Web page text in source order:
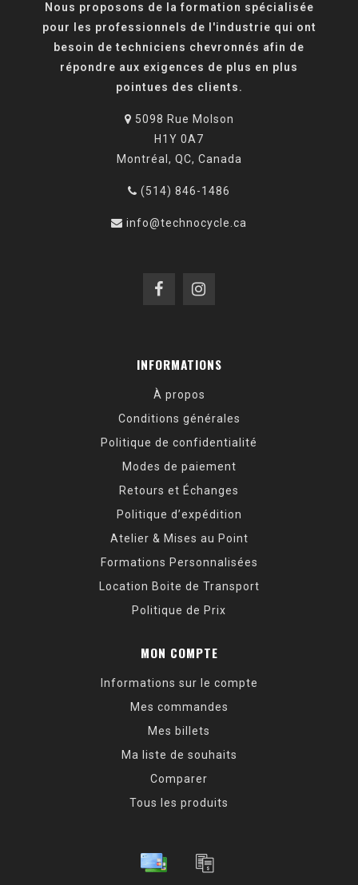
Nous proposons de la formation spécialisée
pour les professionnels de l'industrie qui ont
besoin de techniciens chevronnés afin de
répondre aux exigences de plus en plus
pointues des clients.
5098 Rue Molson
H1Y 0A7
Montréal, QC, Canada
(514) 846-1486
info@technocycle.ca
INFORMATIONS
À propos
Conditions générales
Politique de confidentialité
Modes de paiement
Retours et Échanges
Politique d’expédition
Atelier & Mises au Point
Formations Personnalisées
Location Boite de Transport
Politique de Prix
MON COMPTE
Informations sur le compte
Mes commandes
Mes billets
Ma liste de souhaits
Comparer
Tous les produits